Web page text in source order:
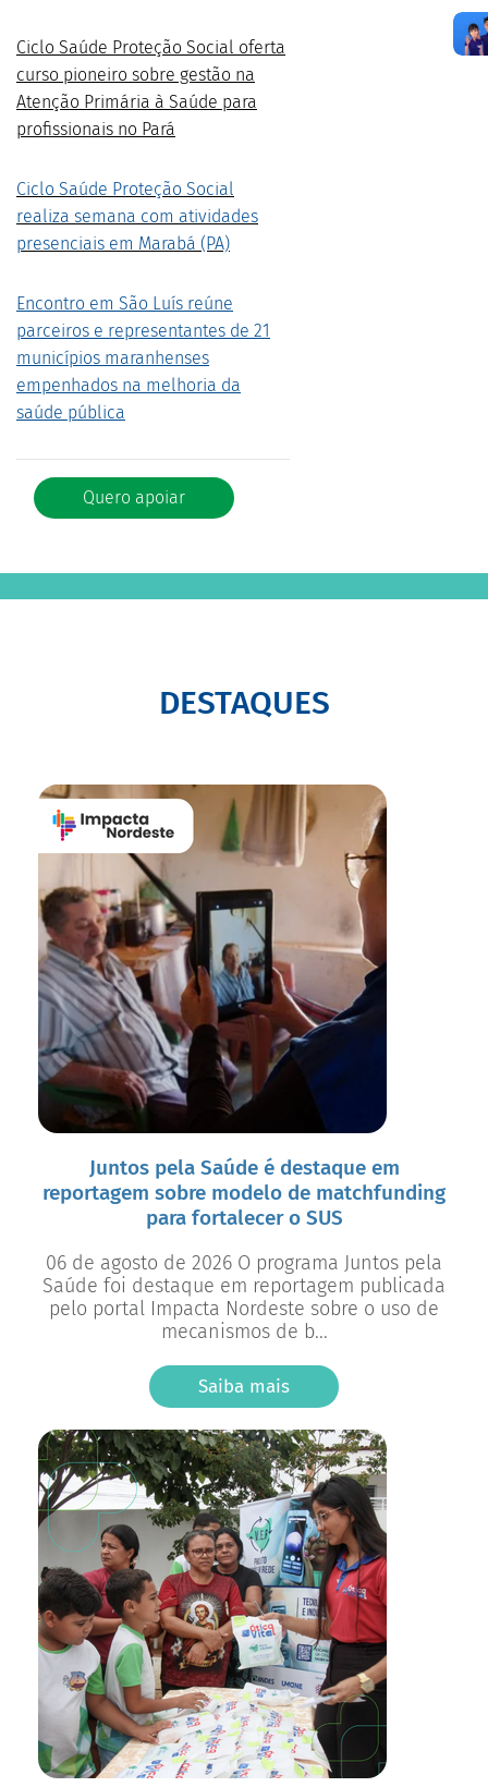
Ciclo Saúde Proteção Social oferta
curso pioneiro sobre gestão na
Atenção Primária à Saúde para
profissionais no Pará
Ciclo Saúde Proteção Social
realiza semana com atividades
presenciais em Marabá (PA)
Encontro em São Luís reúne
parceiros e representantes de 21
municípios maranhenses
empenhados na melhoria da
saúde pública
Quero apoiar
DESTAQUES
Juntos pela Saúde é destaque em
reportagem sobre modelo de matchfunding
para fortalecer o SUS
06 de agosto de 2026 O programa Juntos pela
Saúde foi destaque em reportagem publicada
pelo portal Impacta Nordeste sobre o uso de
mecanismos de b...
Saiba mais